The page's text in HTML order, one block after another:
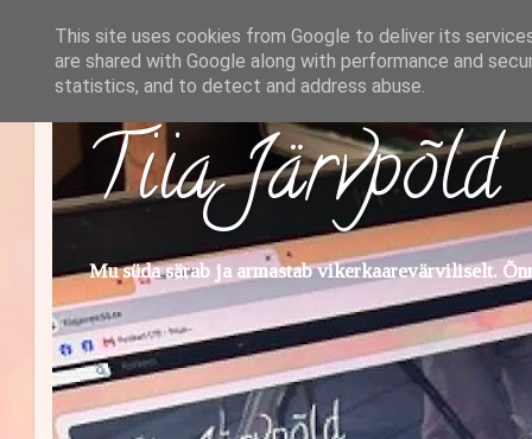
Tiia Järvpõld
Mu süda särab ja armastab vikerkaarevärviliselt.
This site uses cookies from Google to deliver its
are shared with Google along with performance and
statistics, and to detect and address abuse.